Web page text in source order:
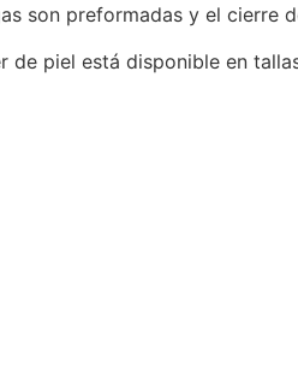
son preformadas y el cierre
de piel está disponible en